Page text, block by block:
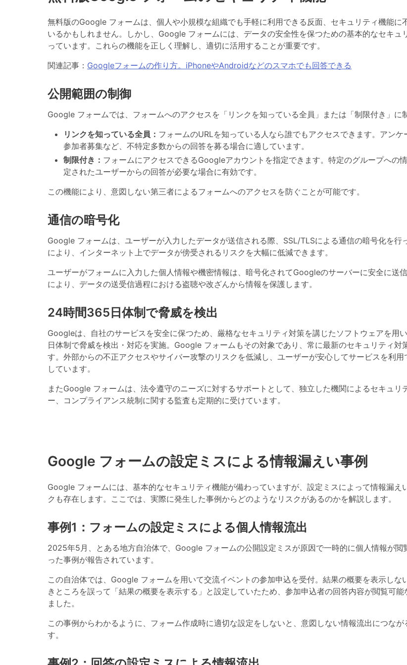
無料版のGoogle フォームは、個人や小規模な組織でも手軽に利用できる反面、セキュリティ機能に
いるかもしれません。しかし、Google フォームには、データの安全性を保つための基本的なセキュ
っています。これらの機能を正しく理解し、適切に活用することが重要です。
関連記事： Googleフォームの作り方。iPhoneやAndroidなどのスマホでも回答できる
公開範囲の制御
Google フォームでは、 フォームへのアクセスを「リンクを知っている全員」または「制限付き」に
リンクを知っている全員： フォームのURLを知っている人なら誰でもアクセスできます。アンケ
参加者募集など、不特定多数からの回答を募る場合に適しています。
制限付き： フォームにアクセスできるGoogleアカウントを指定できます。特定のグループへの
定されたユーザーからの回答が必要な場合に有効です。
この機能により、意図しない第三者によるフォームへのアクセスを防ぐことが可能です。
通信の暗号化
Google フォームは、ユーザーが入力したデータが送信される際、SSL/TLSによる通信の暗号化を行
により、インターネット上でデータが傍受されるリスクを大幅に低減できます。
ユーザーがフォームに入力した個人情報や機密情報は、暗号化されてGoogleのサーバーに安全に送
により、データの送受信過程における盗聴や改ざんから情報を保護します。
24時間365日体制で脅威を検出
Googleは、自社のサービスを安全に保つため、厳格なセキュリティ対策を講じたソフトウェアを用
日体制で脅威を検出・対応を実施。Google フォームもその対象であり、常に最新のセキュリティ対
す。外部からの不正アクセスやサイバー攻撃のリスクを低減し、ユーザーが安心してサービスを利
しています。
またGoogle フォームは、法令遵守のニーズに対するサポートとして、独立した機関によるセキュリ
ー、コンプライアンス統制に関する監査も定期的に受けています。
Google フォームの設定ミスによる情報漏えい事例
Google フォームには、基本的なセキュリティ機能が備わっていますが、設定ミスによって情報漏え
クも存在します。ここでは、実際に発生した事例からどのようなリスクがあるのかを解説します。
事例1：フォームの設定ミスによる個人情報流出
2025年5月、とある地方自治体で、Google フォームの公開設定ミスが原因で一時的に個人情報が閲
った事例が報告されています。
この自治体では、Google フォームを用いて交流イベントの参加申込を受付。結果の概要を表示しな
きところを誤って「結果の概要を表示する」と設定していたため、参加申込者の回答内容が閲覧可能
ました。
この事例からわかるように、フォーム作成時に適切な設定をしないと、意図しない情報流出につなが
す。